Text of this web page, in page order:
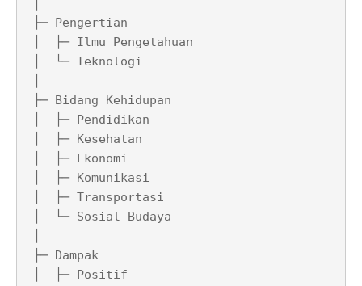
├─ Pengertian
│  ├─ Ilmu Pengetahuan
│  └─ Teknologi
├─ Bidang Kehidupan
│  ├─ Pendidikan
│  ├─ Kesehatan
│  ├─ Ekonomi
│  ├─ Komunikasi
│  ├─ Transportasi
│  └─ Sosial Budaya
├─ Dampak
│  ├─ Positif